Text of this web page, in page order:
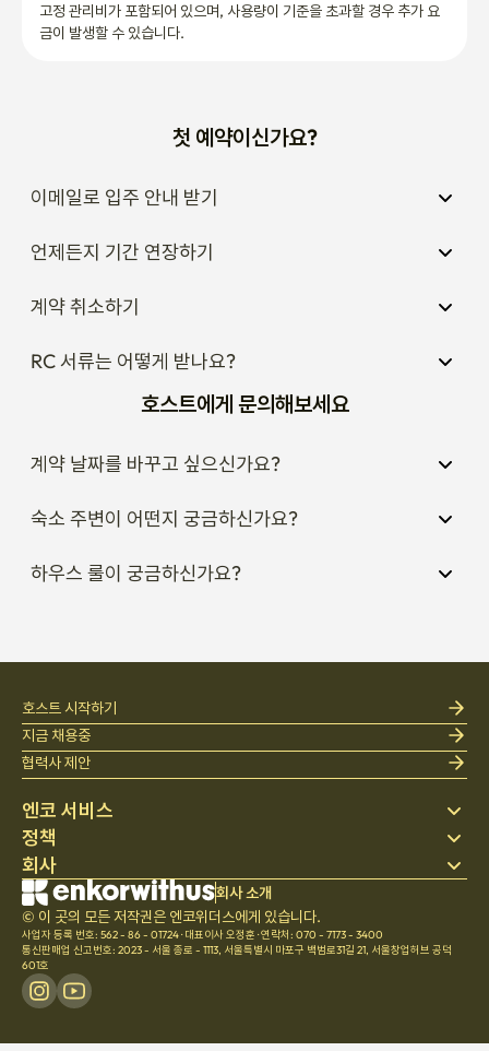
고정 관리비가 포함되어 있으며, 사용량이 기준을 초과할 경우 추가 요
금이 발생할 수 있습니다.
첫 예약이신가요?
이메일로 입주 안내 받기
언제든지 기간 연장하기
계약 취소하기
RC 서류는 어떻게 받나요?
호스트에게 문의해보세요
계약 날짜를 바꾸고 싶으신가요?
숙소 주변이 어떤지 궁금하신가요?
하우스 룰이 궁금하신가요?
엔코 서비스
스테이 찾기
베딩
블로그
헬프 센터
정책
개인정보 처리방침
이용약관
취소 및 환불정책
회사
회사 소개
채용
팀문화
호스트 시작하기
지금 채용중
협력사 제안
회사 소개
© 이 곳의 모든 저작권은 엔코위더스에게 있습니다.
사업자 등록 번호: 562 - 86 - 01724·대표이사 오정훈 ·연락처: 070 - 7173 - 3400
통신판매업 신고번호: 2023 - 서울 종로 - 1113, 서울특별시 마포구 백범로31길 21, 서울창업허브 공덕
601호